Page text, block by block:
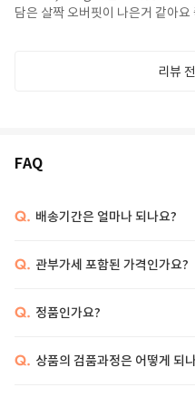
리뷰
FAQ
Q. 배송기간은 얼마나 되나요?
Q. 관부가세 포함된 가격인가요?
Q. 정품인가요?
Q. 상품의 검품과정은 어떻게 되